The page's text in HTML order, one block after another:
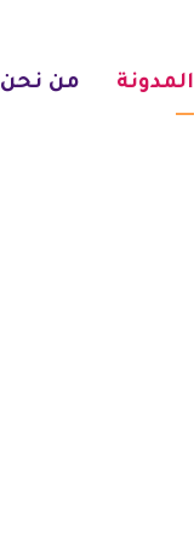
المدونة من نحن